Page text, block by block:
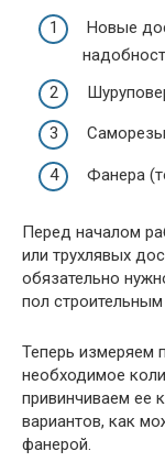
Новые
Саморезы
Фанера
Перед началом
или трухлявых
обязательно
пол строительным
Теперь измеряем
необходимое
привинчиваем ее
вариантов, как
фанерой.